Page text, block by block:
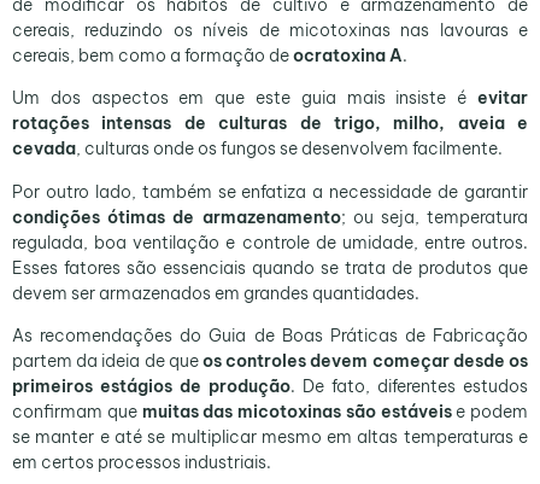
de modificar os hábitos de cultivo e armazenamento de
cereais, reduzindo os níveis de micotoxinas nas lavouras e
cereais, bem como a formação deocratoxina A.
Um dos aspectos em que este guia mais insiste é evitar
rotações intensas de culturas de trigo, milho, aveia e
cevada, culturas onde os fungos se desenvolvem facilmente.
Por outro lado, também se enfatiza a necessidade de garantir
condições ótimas de armazenamento; ou seja, temperatura
regulada, boa ventilação e controle de umidade, entre outros.
Esses fatores são essenciais quando se trata de produtos que
devem ser armazenados em grandes quantidades.
As recomendações do Guia de Boas Práticas de Fabricação
partem da ideia de queos controles devem começar desde os
primeiros estágios de produção. De fato, diferentes estudos
confirmam que muitas das micotoxinas são estáveis e podem
se manter e até se multiplicar mesmo em altas temperaturas e
em certos processos industriais.